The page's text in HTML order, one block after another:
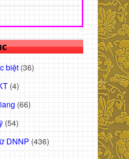
biệt (36)
(4)
(66)
(54)
DNNP (436)